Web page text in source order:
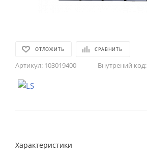
ОТЛОЖИТЬ СРАВНИТЬ
Артикул: 103019400 Внутрений код:
Характеристики